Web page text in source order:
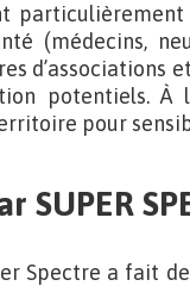
(médecins,
d’associations
potentiels. À
pour
Spectre a fait